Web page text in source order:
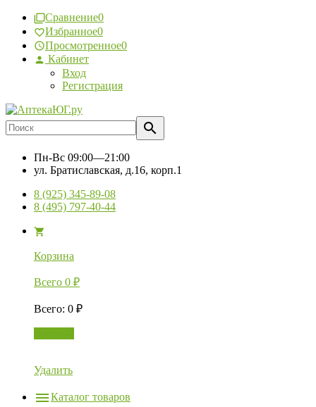
Сравнение0
Избранное0
Просмотренное0
Кабинет
Вход
Регистрация
Пн-Вс 09:00—21:00
ул. Братиславская, д.16, корп.1
8 (925) 345-89-08
8 (495) 797-40-44
Корзина
Всего 0 ₽
Всего: 0 ₽
Удалить
Каталог товаров